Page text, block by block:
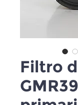
Filtro